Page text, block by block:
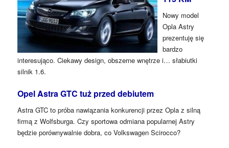
Nowy model
Opla Astry
prezentuję się
bardzo
interesująco. Ciekawy design, obszerne wnętrze i… słabiutki
silnik 1.6.
Opel Astra GTC tuż przed debiutem
Astra GTC to próba nawiązania konkurencji przez Opla z silną
firmą z Wolfsburga. Czy sportowa odmiana popularnej Astry
będzie porównywalnie dobra, co Volkswagen Scirocco?